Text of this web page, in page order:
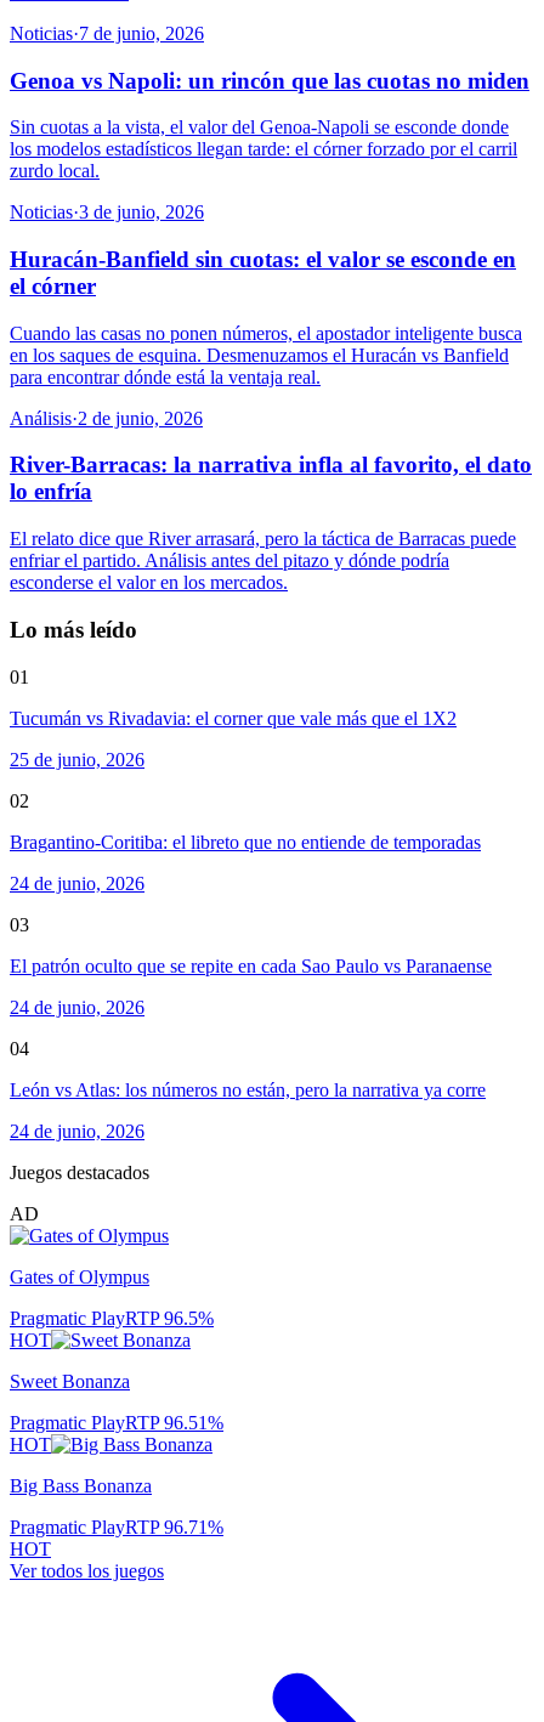
Noticias·7 de junio, 2026
Genoa vs Napoli: un rincón que las cuotas no miden
Sin cuotas a la vista, el valor del Genoa-Napoli se esconde donde
los modelos estadísticos llegan tarde: el córner forzado por el carril
zurdo local.
Noticias·3 de junio, 2026
Huracán-Banfield sin cuotas: el valor se esconde en
el córner
Cuando las casas no ponen números, el apostador inteligente busca
en los saques de esquina. Desmenuzamos el Huracán vs Banfield
para encontrar dónde está la ventaja real.
Análisis·2 de junio, 2026
River-Barracas: la narrativa infla al favorito, el dato
lo enfría
El relato dice que River arrasará, pero la táctica de Barracas puede
enfriar el partido. Análisis antes del pitazo y dónde podría
esconderse el valor en los mercados.
Lo más leído
01
Tucumán vs Rivadavia: el corner que vale más que el 1X2
25 de junio, 2026
02
Bragantino-Coritiba: el libreto que no entiende de temporadas
24 de junio, 2026
03
El patrón oculto que se repite en cada Sao Paulo vs Paranaense
24 de junio, 2026
04
León vs Atlas: los números no están, pero la narrativa ya corre
24 de junio, 2026
Juegos destacados
AD
Gates of Olympus
Pragmatic PlayRTP96.5%
HOT
Sweet Bonanza
Pragmatic PlayRTP96.51%
HOT
Big Bass Bonanza
Pragmatic PlayRTP96.71%
HOT
Ver todos los juegos